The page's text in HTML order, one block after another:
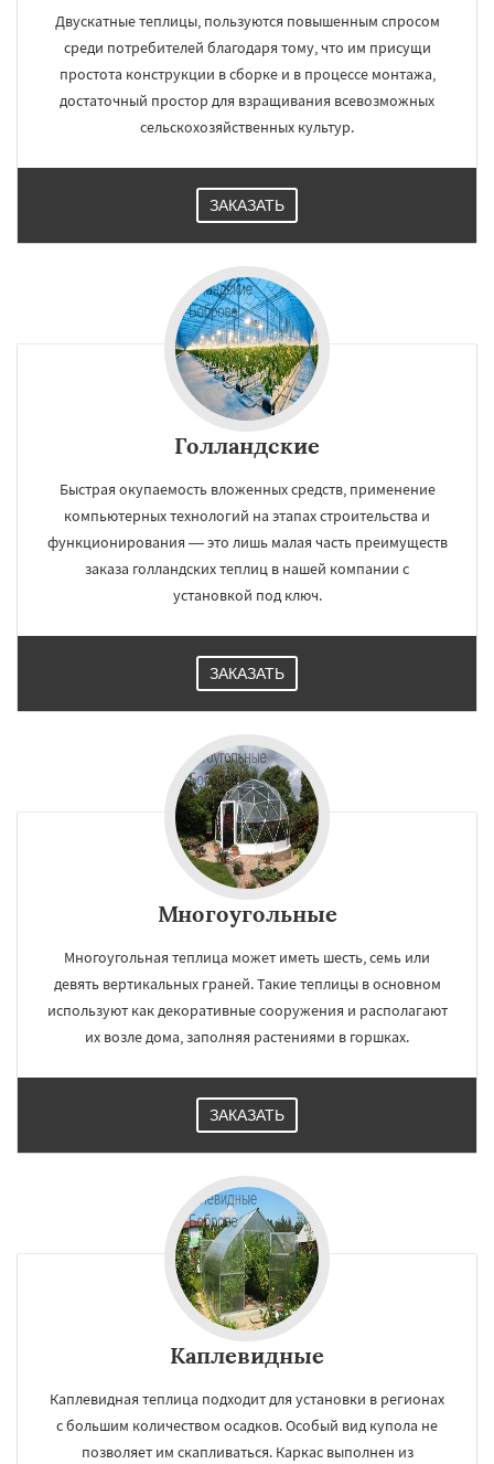
Двускатные теплицы, пользуются повышенным спросом
среди потребителей благодаря тому, что им присущи
простота конструкции в сборке и в процессе монтажа,
достаточный простор для взращивания всевозможных
сельскохозяйственных культур.
ЗАКАЗАТЬ
Голландские
Быстрая окупаемость вложенных средств, применение
компьютерных технологий на этапах строительства и
функционирования — это лишь малая часть преимуществ
заказа голландских теплиц в нашей компании с
установкой под ключ.
ЗАКАЗАТЬ
Многоугольные
Многоугольная теплица может иметь шесть, семь или
девять вертикальных граней. Такие теплицы в основном
используют как декоративные сооружения и располагают
их возле дома, заполняя растениями в горшках.
ЗАКАЗАТЬ
Каплевидные
Каплевидная теплица подходит для установки в регионах
с большим количеством осадков. Особый вид купола не
позволяет им скапливаться. Каркас выполнен из